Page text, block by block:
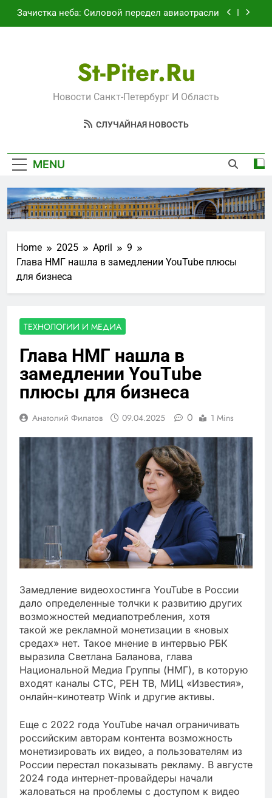
Зачистка неба: Силовой передел авиаотрасли
«500-тонный беспилотник» или очередная
показуха? Что скрывает российский ВМФ
Перезагрузка в Удмуртии: Отставка Бречалова
как результат управленческих провалов и
Зачистка неба: Силовой передел авиаотрасли
St-Piter.ru
Новости Санкт-Петербург И Область
СЛУЧАЙНАЯ НОВОСТЬ
MENU
Home 2025 April
9
Глава НМГ нашла в замедлении YouTube плюсы
для бизнеса
ТЕХНОЛОГИИ И МЕДИА
Глава НМГ нашла в
замедлении YouTube
плюсы для бизнеса
Анатолий Филатов 09.04.2025 0 1 Mins
Замедление видеохостинга YouTube в России
дало определенные толчки к развитию других
возможностей медиапотребления, хотя
такой же рекламной монетизации в «новых
средах» нет. Такое мнение в интервью РБК
выразила Светлана Баланова, глава
Национальной Медиа Группы (НМГ), в которую
входят каналы СТС, РЕН ТВ, МИЦ «Известия»,
онлайн-кинотеатр Wink и другие активы.
Еще с 2022 года YouTube начал ограничивать
российским авторам контента возможность
монетизировать их видео, а пользователям из
России перестал показывать рекламу. В августе
2024 года интернет-провайдеры начали
жаловаться на проблемы с доступом к видео